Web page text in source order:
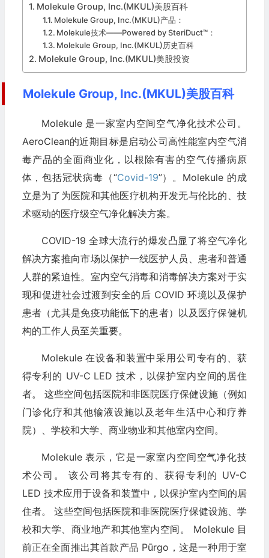
Molekule Group, Inc.(MKUL)美股百科
Molekule Group, Inc.(MKUL)产品：
Molekule技术——Powered by SteriDuct™：
Molekule Group, Inc.(MKUL)历史百科
Molekule Group, Inc.(MKUL)美股投资
Molekule Group, Inc.(MKUL)美股百科
Molekule 是一家室内空间空气净化技术公司。
AeroClean的近期目标是启动公司高性能室内空气消
毒产品的全面商业化，以根除有害的空气传播病原
体，包括冠状病毒（“Covid-19”）。Molekule 的成
立是为了为医院和其他医疗机构开发无与伦比的、技
术驱动的医疗级空气净化解决方案。
COVID-19 全球大流行的爆发凸显了将空气净化
解决方案推向市场以保护一线医护人员、患者和普通
人群的紧迫性。室内空气消毒和消毒解决方案对于实
现和促进社会过渡到安全的后 COVID 环境以及保护
患者（尤其是免疫功能低下的患者）以及医疗保健机
构的工作人员至关重要。
Molekule 在设备和装置中采用公司专有的、获
得专利的 UV-C LED 技术，以保护室内空间的居住
者。 这些空间包括医院和非医院医疗保健设施（例如
门诊化疗和其他输液设施以及老年生活中心和疗养
院）、学校和大学、商业物业和其他室内空间。
Molekule 表示，它是一家室内空间空气净化技
术公司。 该公司将其专有的、获得专利的 UV-C
LED 技术应用于设备和装置中，以保护室内空间的居
住者。 这些空间包括医院和非医院医疗保健设施、学
校和大学、商业地产和其他室内空间。 Molekule 目
前正在全面推出其首款产品 Pūrgo，这是一种用于室